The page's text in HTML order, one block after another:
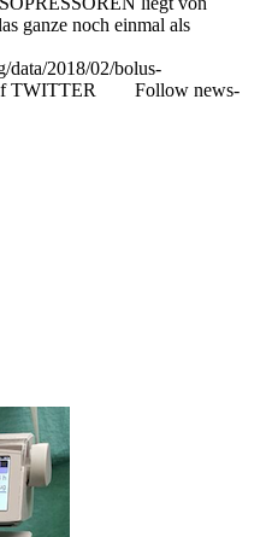
ganze noch einmal als
data/2018/02/bolus-
auf TWITTER Follow news-